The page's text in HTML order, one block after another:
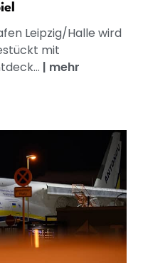
Leipzig/Halle wird
mit
| mehr